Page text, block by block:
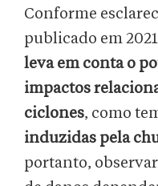
Conforme
publicado em
leva em conta o
impactos
ciclones, como
induzidas pela
portanto,